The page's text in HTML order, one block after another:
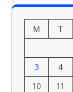
M T
3
4
10
11